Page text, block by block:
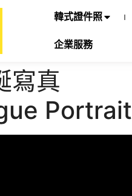
韓式證件照
企業服務
寫真
Portrait